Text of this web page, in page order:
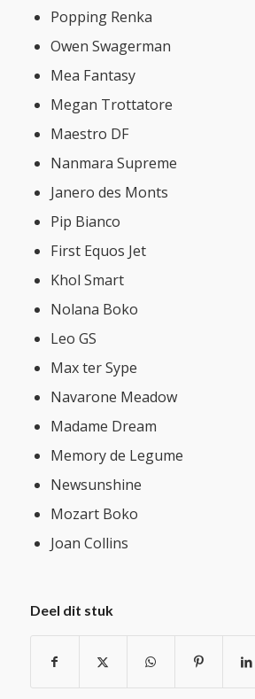
Popping Renka
Owen Swagerman
Mea Fantasy
Megan Trottatore
Maestro DF
Nanmara Supreme
Janero des Monts
Pip Bianco
First Equos Jet
Khol Smart
Nolana Boko
Leo GS
Max ter Sype
Navarone Meadow
Madame Dream
Memory de Legume
Newsunshine
Mozart Boko
Joan Collins
Deel dit stuk